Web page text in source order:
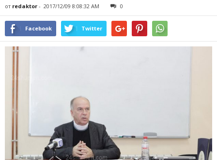
от redaktor - 2017/12/09 8:08:32 AM 0
Facebook Twitter